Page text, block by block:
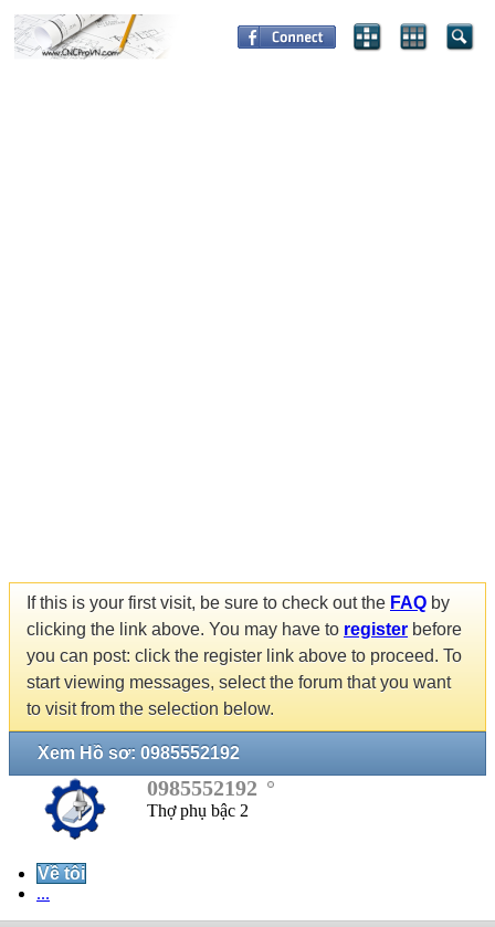
If this is your first visit, be sure to check out the FAQ by
clicking the link above. You may have to register before
you can post: click the register link above to proceed. To
start viewing messages, select the forum that you want
to visit from the selection below.
Xem Hồ sơ: 0985552192
0985552192
Thợ phụ bậc 2
Về tôi
...